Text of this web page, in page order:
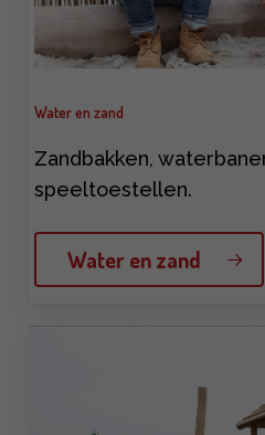
Water en zand
Zandbakken,
speeltoestellen.
Water en zand